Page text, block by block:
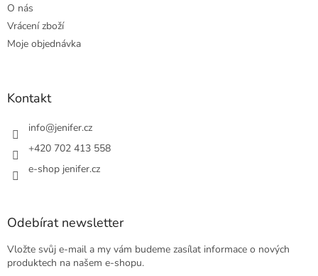
O nás
Vrácení zboží
Moje objednávka
Kontakt
info@jenifer.cz
+420 702 413 558
e-shop jenifer.cz
Odebírat newsletter
Vložte svůj e-mail a my vám budeme zasílat informace o nových
produktech na našem e-shopu.